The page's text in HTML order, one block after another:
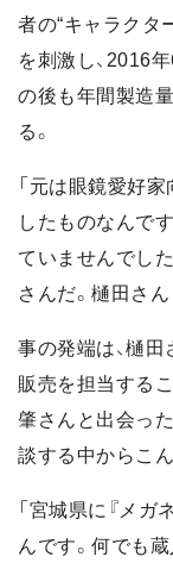
者の“キャラクタ
を刺激し、2016
の後も年間製造
る。
「元は眼鏡愛好
したものなんで
ていませんでし
さんだ。樋田さ
事の発端は、樋
販売を担当する
肇さんと出会っ
談する中からこ
「宮城県に『メ
んです。何でも